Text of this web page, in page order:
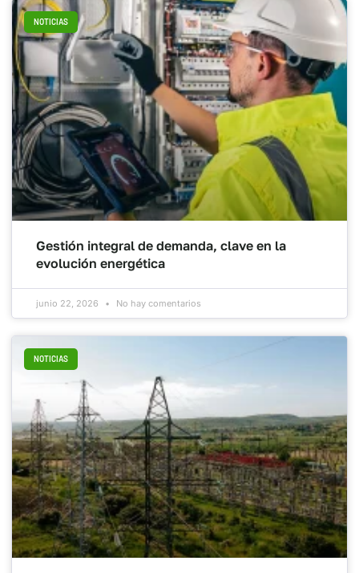
NOTICIAS
Gestión integral de demanda, clave en la
evolución energética
junio 22, 2026 No hay comentarios
NOTICIAS